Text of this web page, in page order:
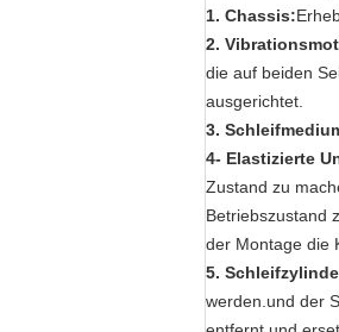
1. Chassis:
2.
die auf beiden
ausgerichtet.
3.
4- Elastizierte
Zustand zu
Betriebszustand
der Montage die
5.
werden.und der